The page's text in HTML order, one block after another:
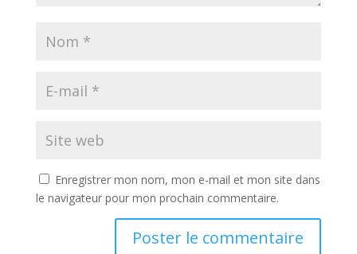
Enregistrer mon nom, mon e-mail et mon site dans
le navigateur pour mon prochain commentaire.